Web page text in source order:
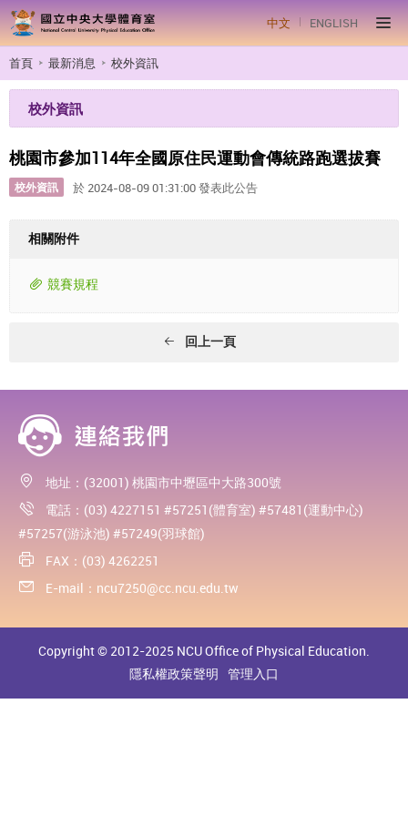
中文 ENGLISH
首頁 最新消息 校外資訊
校外資訊
桃園市參加114年全國原住民運動會傳統路跑選拔賽
校外資訊 於 2024-08-09 01:31:00 發表此公告
相關附件
競賽規程
回上一頁
地址：(32001) 桃園市中壢區中大路300號
電話：(03) 4227151 #57251(體育室) #57481(運動中心)
#57257(游泳池) #57249(羽球館)
FAX：(03) 4262251
E-mail： ncu7250@cc.ncu.edu.tw
Copyright © 2012-2025 NCU Office of Physical Education.
隱私權政策聲明 管理入口